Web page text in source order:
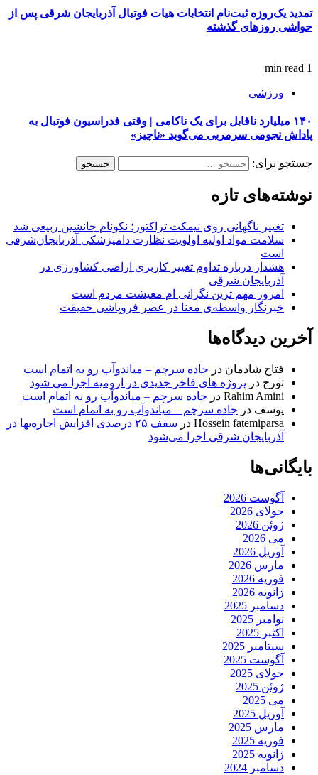
تمدید یک‌روزه ثبت‌نام انتخابات هیات فوتبال آذربایجان‌ شرقی پس از
حواشی روزهای گذشته
1 min read
ورزشی
۱۴۰ میلیارد ناقابل برای یک ناکامی | وقتی فدراسیون فوتبال به
پاداش نجومی سرمربی می‌گوید «ناچیز»
جستجو برای:
نوشته‌های تازه
تغییر ناگهانی روی نیمکت تراکتور؛ نکونام جانشین ربیعی شد
سلامت مواد اولیه اولویت نظارت دامپزشکی آذربایجان‌شرقی
است
هشدار درباره تداوم تغییر کاربری اراضی کشاورزی در
آذربایجان شرقی
امروز مهم‌ ترین نگرانی‌ ام معیشت مردم است
خبرنگار واسطه‌ی معنا در عصر فروپاشی حقیقت
آخرین دیدگاه‌ها
فتاح شادمان در جاده سرچم – میاندوآب رو به اتمام است
تورج در پروژه های فاخر جدیدی در ارومیه اجرا می شود
Rahim Amini در جاده سرچم – میاندوآب رو به اتمام است
یوسف در جاده سرچم – میاندوآب رو به اتمام است
Hossein fatemiparsa در
سقف ۲۵ درصدی افزایش اجاره‌بها در
آذربایجان شرقی اجرا می‌شود
بایگانی‌ها
آگوست 2026
جولای 2026
ژوئن 2026
می 2026
آوریل 2026
مارس 2026
فوریه 2026
ژانویه 2026
دسامبر 2025
نوامبر 2025
اکتبر 2025
سپتامبر 2025
آگوست 2025
جولای 2025
ژوئن 2025
می 2025
آوریل 2025
مارس 2025
فوریه 2025
ژانویه 2025
دسامبر 2024